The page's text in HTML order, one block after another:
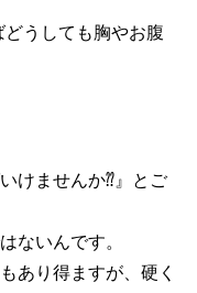
うしても胸やお腹
けませんか⁇』とご
ないんです。
あり得ますが、硬く